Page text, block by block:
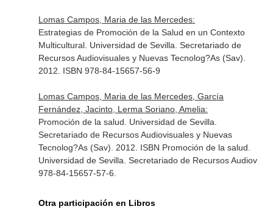
Lomas Campos, Maria de las Mercedes:
Estrategias de Promoción de la Salud en un Contexto
Multicultural. Universidad de Sevilla. Secretariado de
Recursos Audiovisuales y Nuevas Tecnolog?As (Sav).
2012. ISBN 978-84-15657-56-9
Lomas Campos, Maria de las Mercedes, García
Fernández, Jacinto, Lerma Soriano, Amelia:
Promoción de la salud. Universidad de Sevilla.
Secretariado de Recursos Audiovisuales y Nuevas
Tecnolog?As (Sav). 2012. ISBN Promoción de la salud.
Universidad de Sevilla. Secretariado de Recursos Audiov
978-84-15657-57-6.
Otra participación en Libros